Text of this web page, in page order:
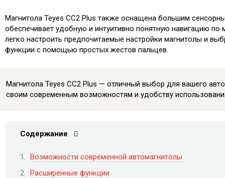
Магнитола Teyes CC2 Plus также оснащена большим
обеспечивает удобную и интуитивно понятную навигацию
легко настроить предпочитаемые настройки магнитолы и
функции с помощью простых жестов пальцев.
Магнитола Teyes CC2 Plus — отличный выбор для вашего
своим современным возможностям и удобству
Содержание
Возможности современной автомагнитолы
Расширенные функции